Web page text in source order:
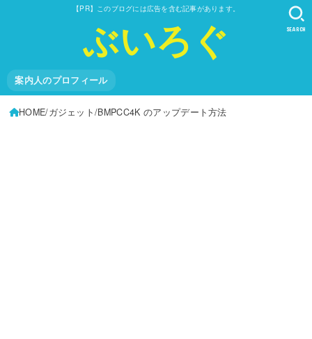
【PR】このブログには広告を含む記事があります。
ぶいろぐ
案内人のプロフィール
SEARCH
HOME ガジェット BMPCC4K のアップデート方法